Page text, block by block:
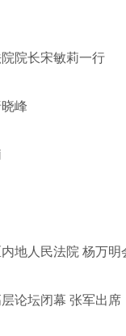
院长宋敏莉一行
峰
论坛闭幕 张军出席